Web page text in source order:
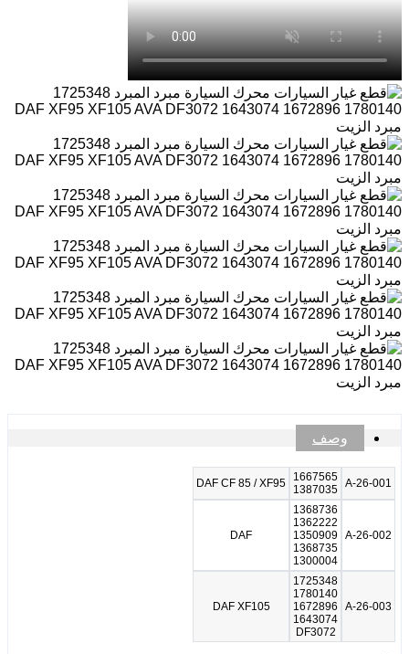
وصف
A-26-001
1667565
1387035
DAF CF 85 / XF95
A-26-002
1368736
1362222
1350909
1368735
1300004
DAF
A-26-003
1725348
1780140
1672896
1643074
DF3072
DAF XF105